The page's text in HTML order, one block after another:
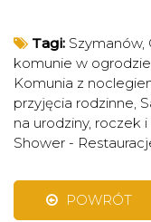
Tagi: Szymanów,
komunie w ogrodzie
Komunia z
przyjęcia rodzinne,
na urodziny, roczek
Shower -
POWRÓT